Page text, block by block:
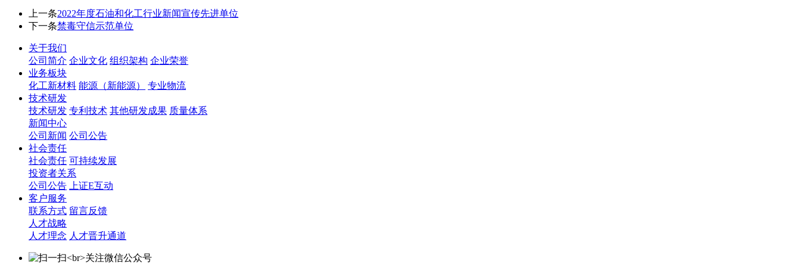
上一条2022年度石油和化工行业新闻宣传先进单位
下一条禁毒守信示范单位
关于我们
公司简介 企业文化 组织架构 企业荣誉
业务板块
化工新材料 能源（新能源）
专业物流
技术研发
技术研发 专利技术 其他研发成果 质量体系
新闻中心
公司新闻 公司公告
社会责任
社会责任 可持续发展
投资者关系
公司公告
上证E互动
客户服务
联系方式 留言反馈
人才战略
人才理念 人才晋升通道